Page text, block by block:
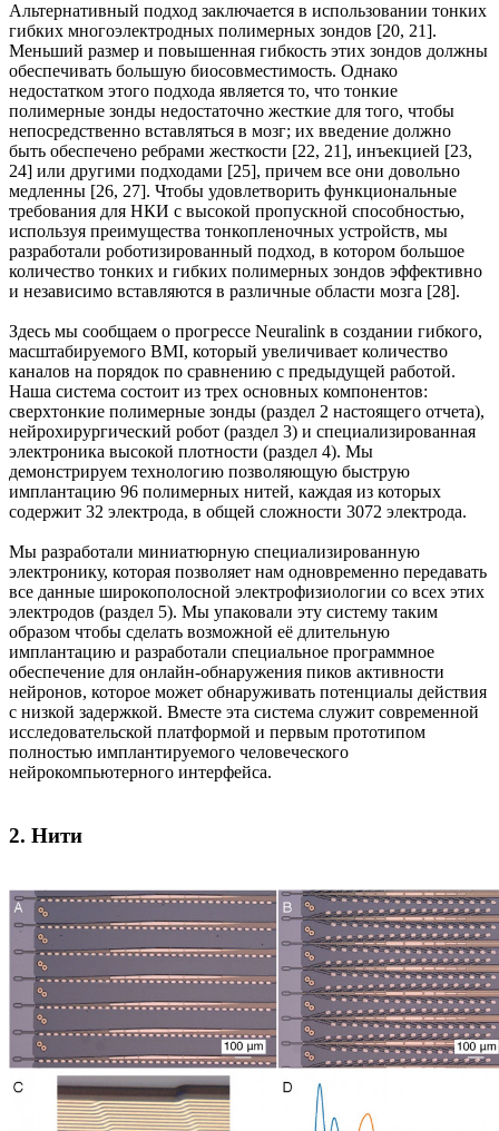
Альтернативный подход заключается в использовании тонких
гибких многоэлектродных полимерных зондов [20, 21].
Меньший размер и повышенная гибкость этих зондов должны
обеспечивать большую биосовместимость. Однако
недостатком этого подхода является то, что тонкие
полимерные зонды недостаточно жесткие для того, чтобы
непосредственно вставляться в мозг; их введение должно
быть обеспечено ребрами жесткости [22, 21], инъекцией [23,
24] или другими подходами [25], причем все они довольно
медленны [26, 27]. Чтобы удовлетворить функциональные
требования для НКИ с высокой пропускной способностью,
используя преимущества тонкопленочных устройств, мы
разработали роботизированный подход, в котором большое
количество тонких и гибких полимерных зондов эффективно
и независимо вставляются в различные области мозга [28].
Здесь мы сообщаем о прогрессе Neuralink в создании гибкого,
масштабируемого BMI, который увеличивает количество
каналов на порядок по сравнению с предыдущей работой.
Наша система состоит из трех основных компонентов:
сверхтонкие полимерные зонды (раздел 2 настоящего отчета),
нейрохирургический робот (раздел 3) и специализированная
электроника высокой плотности (раздел 4). Мы
демонстрируем технологию позволяющую быструю
имплантацию 96 полимерных нитей, каждая из которых
содержит 32 электрода, в общей сложности 3072 электрода.
Мы разработали миниатюрную специализированную
электронику, которая позволяет нам одновременно передавать
все данные широкополосной электрофизиологии со всех этих
электродов (раздел 5). Мы упаковали эту систему таким
образом чтобы сделать возможной её длительную
имплантацию и разработали специальное программное
обеспечение для онлайн-обнаружения пиков активности
нейронов, которое может обнаруживать потенциалы действия
с низкой задержкой. Вместе эта система служит современной
исследовательской платформой и первым прототипом
полностью имплантируемого человеческого
нейрокомпьютерного интерфейса.
2. Нити